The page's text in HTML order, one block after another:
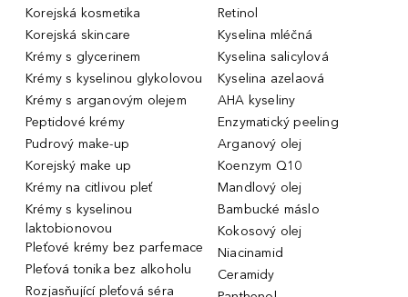
Korejská kosmetika
Korejská skincare
Krémy s glycerinem
Krémy s kyselinou glykolovou
Krémy s arganovým olejem
Peptidové krémy
Pudrový make-up
Korejský make up
Krémy na citlivou pleť
Krémy s kyselinou
laktobionovou
Pleťové krémy bez parfemace
Pleťová tonika bez alkoholu
Rozjasňující pleťová séra
Retinol
Kyselina mléčná
Kyselina salicylová
Kyselina azelaová
AHA kyseliny
Enzymatický peeling
Arganový olej
Koenzym Q10
Mandlový olej
Bambucké máslo
Kokosový olej
Niacinamid
Ceramidy